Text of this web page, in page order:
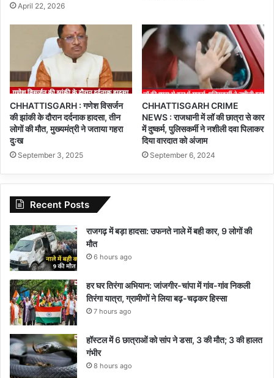
April 22, 2026
CHHATTISGARH : गणेश विसर्जन
की झांकी के दौरान दर्दनाक हादसा, तीन
लोगों की मौत, मुख्यमंत्री ने जताया गहरा
दुःख
September 3, 2025
CHHATTISGARH CRIME
NEWS : राजधानी में लॉ की छात्रा से कार
में दुष्कर्म, पुलिसकर्मी ने नशीली दवा पिलाकर
दिया वारदात को अंजाम
September 6, 2024
Recent Posts
राजगढ़ में बड़ा हादसा: उफनते नाले में बही कार, 9 लोगों की
मौत
6 hours ago
हर घर तिरंगा अभियान: जांजगीर-चांपा में गांव-गांव निकली
तिरंगा यात्रा, ग्रामीणों ने लिया बढ़-चढ़कर हिस्सा
7 hours ago
हॉस्टल में 6 छात्राओं को सांप ने डसा, 3 की मौत; 3 की हालत
गंभीर
8 hours ago